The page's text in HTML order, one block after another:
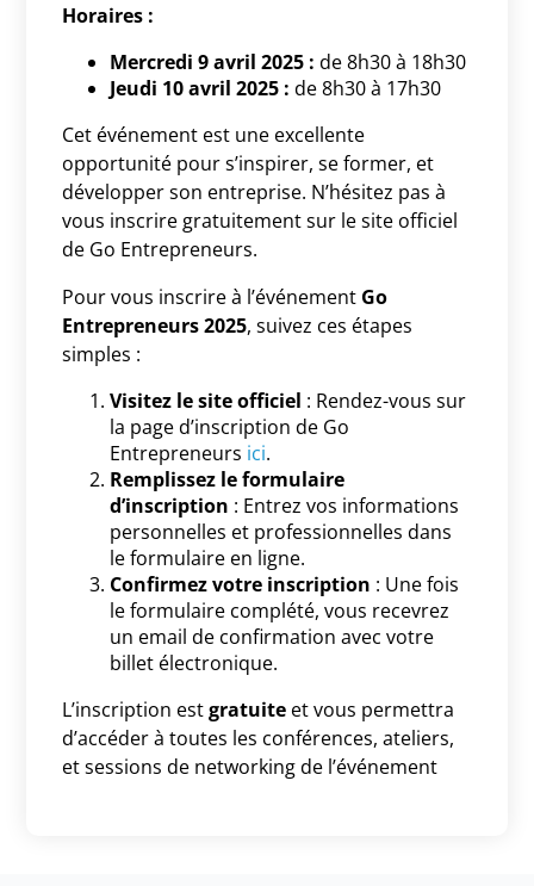
Horaires :
Mercredi 9 avril 2025 : de 8h30 à 18h30
Jeudi 10 avril 2025 : de 8h30 à 17h30
Cet événement est une excellente
opportunité pour s’inspirer, se former, et
développer son entreprise. N’hésitez pas à
vous inscrire gratuitement sur le site officiel
de Go Entrepreneurs.
Pour vous inscrire à l’événement Go
Entrepreneurs 2025, suivez ces étapes
simples :
Visitez le site officiel : Rendez-vous sur
la page d’inscription de Go
Entrepreneurs ici.
Remplissez le formulaire
d’inscription : Entrez vos informations
personnelles et professionnelles dans
le formulaire en ligne.
Confirmez votre inscription : Une fois
le formulaire complété, vous recevrez
un email de confirmation avec votre
billet électronique.
L’inscription estgratuite et vous permettra
d’accéder à toutes les conférences, ateliers,
et sessions de networking de l’événement